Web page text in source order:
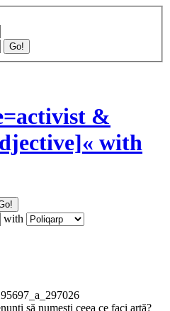
Go!
&
with
with
să numești ceea ce faci artă?